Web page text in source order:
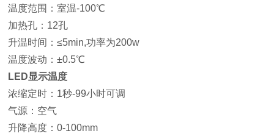
温度范围：室温-100℃
加热孔：12孔
升温时间：≤5min,功率为200w
温度波动：±0.5℃
LED显示温度
浓缩定时：1秒-99小时可调
气源：空气
升降高度：0-100mm